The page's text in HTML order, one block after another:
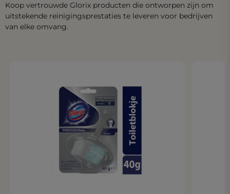
Koop vertrouwde Glorix producten die ontworpen zijn om
uitstekende reinigingsprestaties te leveren voor bedrijven
van elke omvang.